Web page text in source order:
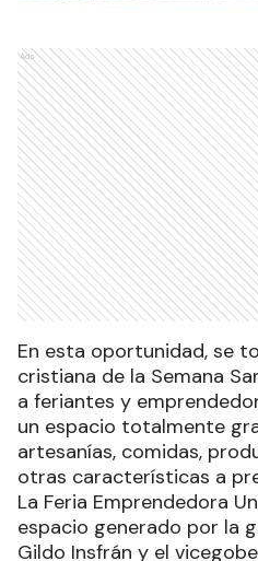
Ads
En esta oportunidad, se
cristiana de la Semana
a feriantes y
un espacio totalmente
artesanías, comidas,
otras características a
La Feria Emprendedora
espacio generado por la
Gildo Insfrán y el